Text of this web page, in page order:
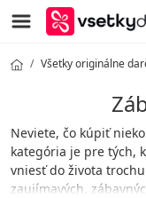
Všetky originálne
Neviete, čo kúpiť
kategória je pre tých,
vniesť do života
zaujímavých,